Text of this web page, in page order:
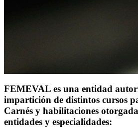
FEMEVAL es una entidad
impartición de distintos cursos
Carnés y habilitaciones
entidades y especialidades: